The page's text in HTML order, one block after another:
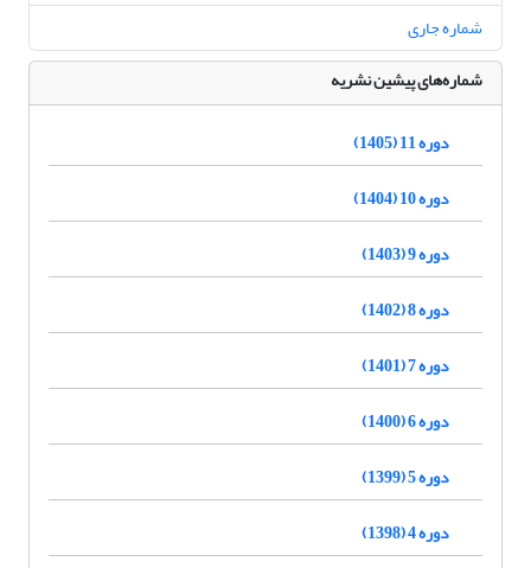
شماره جاری
شماره‌های پیشین نشریه
دوره 11 (1405)
دوره 10 (1404)
دوره 9 (1403)
دوره 8 (1402)
دوره 7 (1401)
دوره 6 (1400)
دوره 5 (1399)
دوره 4 (1398)